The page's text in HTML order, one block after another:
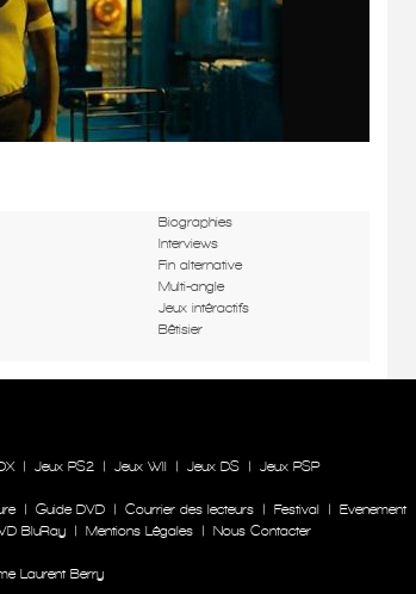
Biographies
Interviews
Fin alternative
Multi-angle
Jeux intéractifs
Bêtisier
| Jeux PS2 | Jeux WII | Jeux DS |
Jeux PSP
| Guide DVD | Courrier des lecteurs | Festival | Evenement
BluRay | Mentions Légales |
Nous Contacter
Laurent Berry